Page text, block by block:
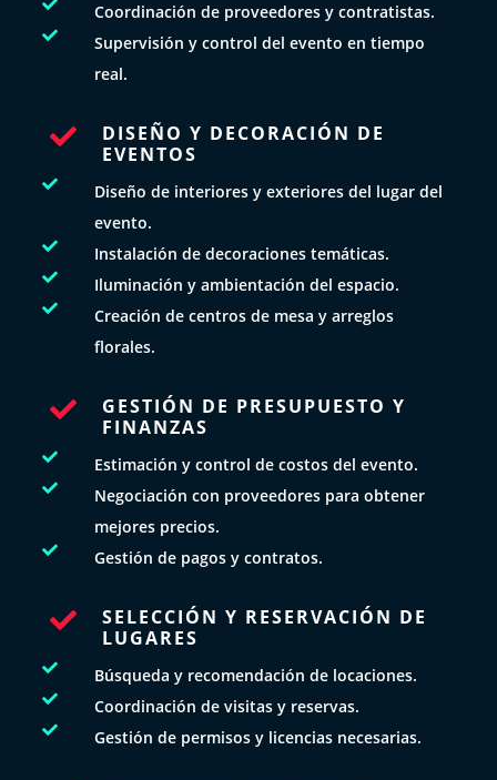
 Coordinación de proveedores y contratistas.

Supervisión y control del evento en tiempo
real.

DISEÑO Y DECORACIÓN DE
EVENTOS

Diseño de interiores y exteriores del lugar del
evento.
 Instalación de decoraciones temáticas.
 Iluminación y ambientación del espacio.

Creación de centros de mesa y arreglos
florales.

GESTIÓN DE PRESUPUESTO Y
FINANZAS
 Estimación y control de costos del evento.

Negociación con proveedores para obtener
mejores precios.
 Gestión de pagos y contratos.

SELECCIÓN Y RESERVACIÓN DE
LUGARES
 Búsqueda y recomendación de locaciones.
 Coordinación de visitas y reservas.
 Gestión de permisos y licencias necesarias.